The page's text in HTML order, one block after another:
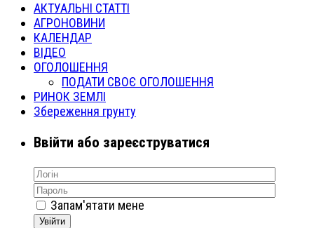
АКТУАЛЬНІ СТАТТІ
АГРОНОВИНИ
КАЛЕНДАР
ВІДЕО
ОГОЛОШЕННЯ
ПОДАТИ СВОЄ ОГОЛОШЕННЯ
РИНОК ЗЕМЛІ
Збереження грунту
Ввійти або зареєструватися
Запам'ятати мене
Увійти